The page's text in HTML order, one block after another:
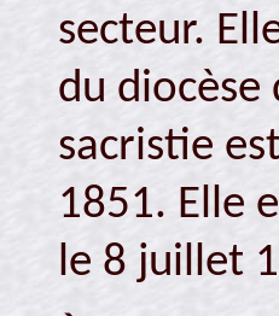
secteur.
du
sacristie
1851. Elle
le 8 juillet